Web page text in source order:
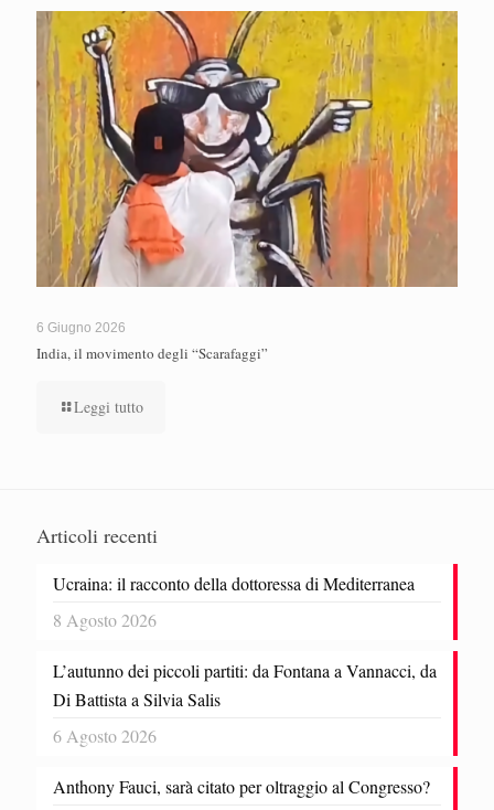
6 Giugno 2026
India, il movimento degli “Scarafaggi”
Leggi tutto
Articoli recenti
Ucraina: il racconto della dottoressa di Mediterranea
8 Agosto 2026
L’autunno dei piccoli partiti: da Fontana a Vannacci, da
Di Battista a Silvia Salis
6 Agosto 2026
Anthony Fauci, sarà citato per oltraggio al Congresso?